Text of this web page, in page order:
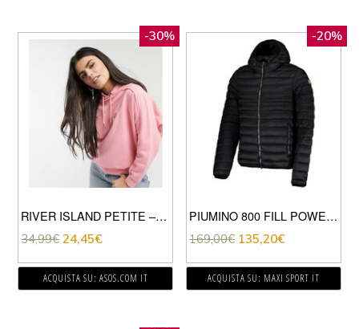
-30%
RIVER ISLAND PETITE – FELPA CON CAPPUCCIO ROSA SCURO CON CUCITURE
34,99€ 24,45€
ACQUISTA SU: ASOS.COM IT
-20%
PIUMINO 800 FILL POWER FRANKLIN
169,00€ 135,20€
ACQUISTA SU: MAXI SPORT IT